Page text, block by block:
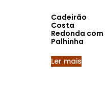
Cadeirão
Costa
Redonda com
Palhinha
Ler mais